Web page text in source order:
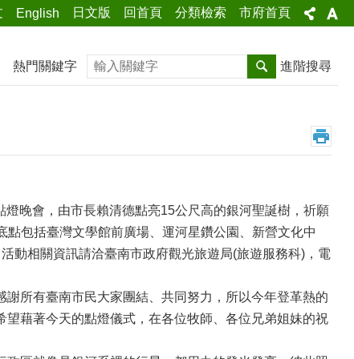
English 日文版 回首頁 分類檢索 市府首頁
熱門關鍵字 搜尋 進階搜尋
晚會，由市長賴清德點亮15公尺高的銀河聖誕樹，祈願
包括臺灣文學館前廣場、運河星鑽公園、新營文化中
動相關資訊請洽臺南市政府觀光旅遊局(旅遊服務科)，電
所有臺南市民大家團結、共同努力，所以今年登革熱的
藉著今天的點燈儀式，在各位牧師、各位兄弟姐妹的祝